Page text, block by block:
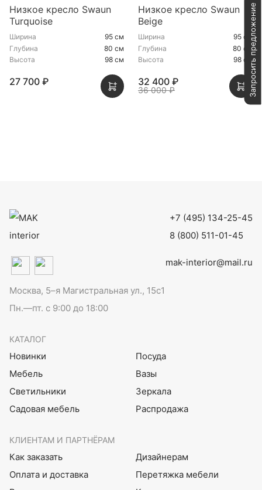
Низкое кресло Swaun
Turquoise
Ширина
95 см
Глубина
80 см
Высота
98 см
27 700 ₽
Низкое кресло Swaun
Beige
Ширина
95 см
Глубина
80 см
Высота
98 см
32 400 ₽
36 000 ₽
+7 (495) 134-25-45
8 (800) 511-01-45
mak-interior@mail.ru
Москва, 5–я Магистральная ул., 15с1
Пн.—пт. с 9:00 до 18:00
КАТАЛОГ
Новинки
Мебель
Светильники
Садовая мебель
Посуда
Вазы
Зеркала
Распродажа
КЛИЕНТАМ И ПАРТНЁРАМ
Как заказать
Оплата и доставка
Дизайнерам
Перетяжка мебели
Запросить предложение